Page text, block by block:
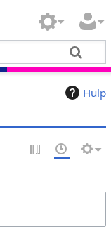
Hulp